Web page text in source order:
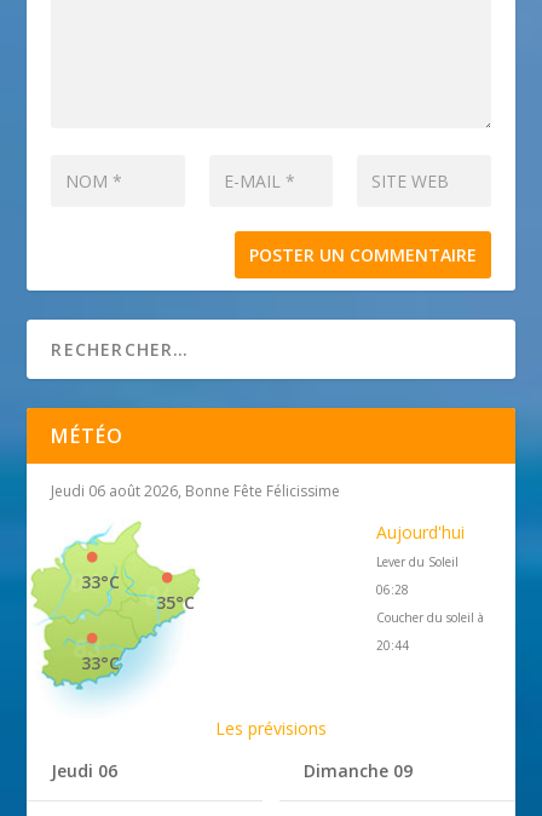
MÉTÉO
Jeudi 06 août 2026, Bonne Fête Félicissime
35°C
33°C
33°C
Aujourd'hui
Lever du Soleil
06:28
Coucher du soleil à
20:44
Les prévisions
Jeudi 06
Dimanche 09